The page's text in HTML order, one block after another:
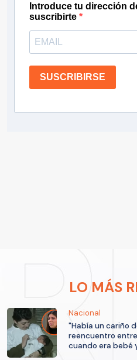
Introduce tu dirección
suscribirte
SUSCRIBIRSE
LO MÁS
Nacional
"Había un cariño
reencuentro
cuando era bebé